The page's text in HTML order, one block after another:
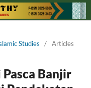
Studies
/ Articles
Banjir